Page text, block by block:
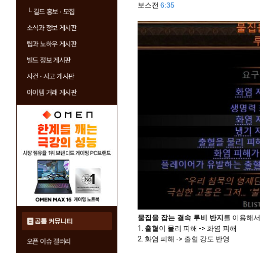
└길드 홍보 · 모집
소식과 정보 게시판
팁과 노하우 게시판
빌드 정보 게시판
사건 · 사고 게시판
아이템 거래 게시판
공통 커뮤니티
오픈 이슈 갤러리
보스전 6:35
물집을 잡는 결속 루비 반지 를 이용해서
1. 출혈이 물리 피해 -> 화염 피해
2. 화염 피해 -> 출혈 강도 반영